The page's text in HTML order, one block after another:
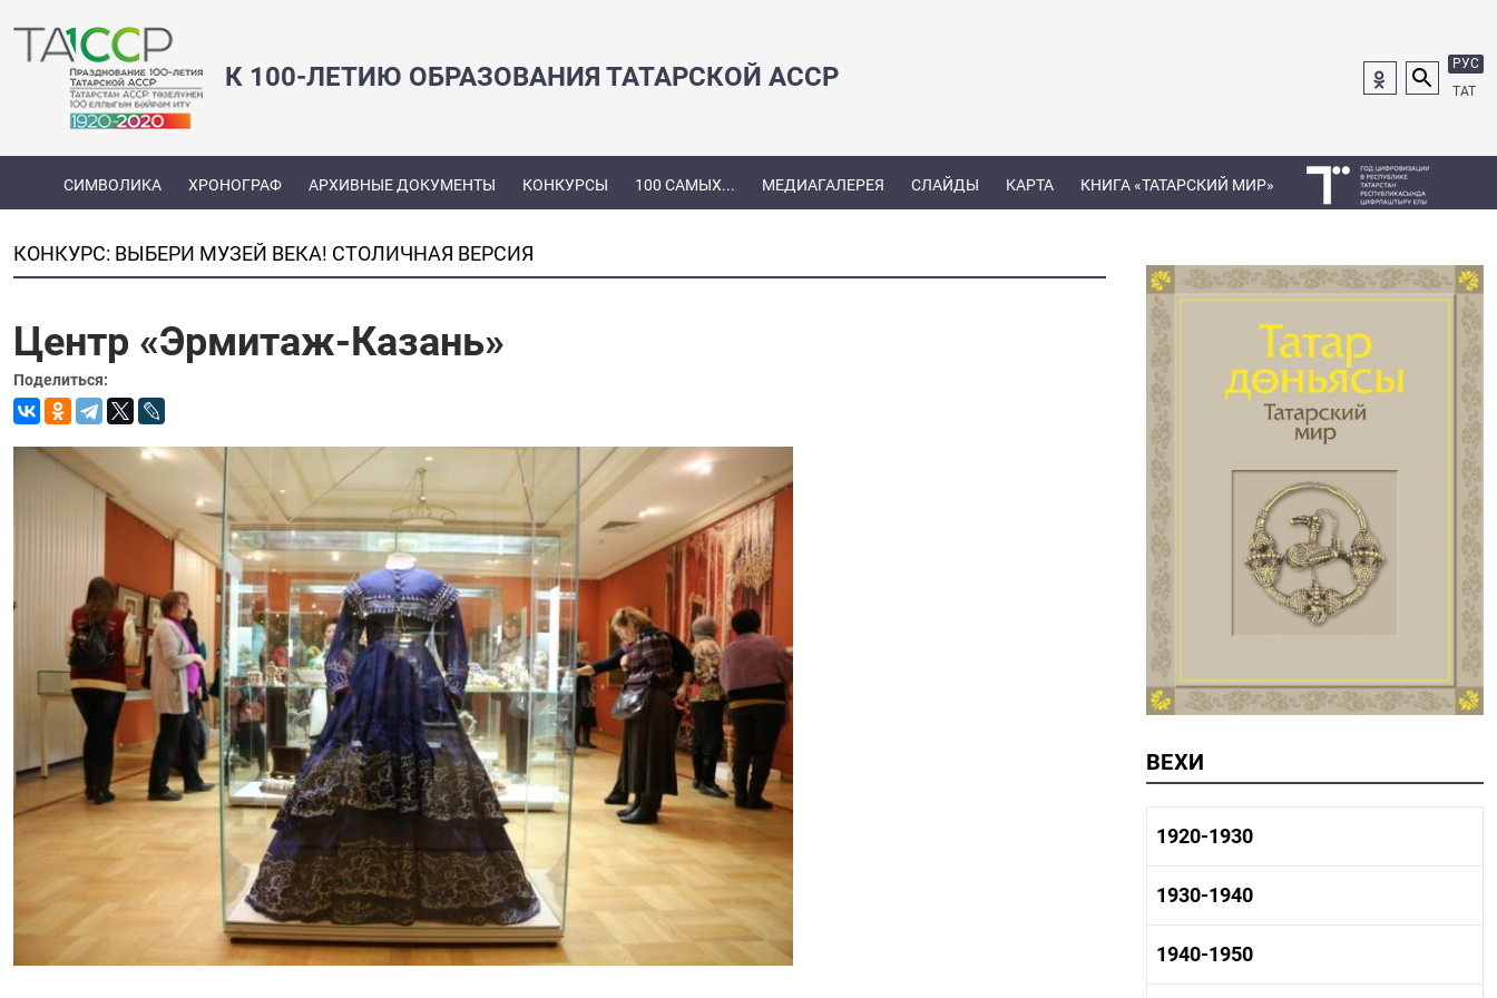
К 100-ЛЕТИЮ ОБРАЗОВАНИЯ ТАТАРСКОЙ АССР
РУС
ТАТ
СИМВОЛИКА ХРОНОГРАФ АРХИВНЫЕ ДОКУМЕНТЫ КОНКУРСЫ 100 САМЫХ... МЕДИАГАЛЕРЕЯ СЛАЙДЫ КАРТА КНИГА «ТАТАРСКИЙ МИР»
КОНКУРС: ВЫБЕРИ МУЗЕЙ ВЕКА! СТОЛИЧНАЯ ВЕРСИЯ
Центр «Эрмитаж-Казань»
Поделиться:
ВЕХИ
1920-1930
1920-1930 история
1920-1930 культура
1930-1940
1930-1940 история
1930-1940 культура
1940-1950